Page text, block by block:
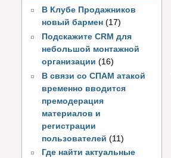
В Клубе Продажников
новый бармен (17)
Подскажите CRM для
небольшой монтажной
организации (16)
В связи со СПАМ атакой
временно вводится
премодерация
материалов и
регистрации
пользователей(11)
Где найти актуальные